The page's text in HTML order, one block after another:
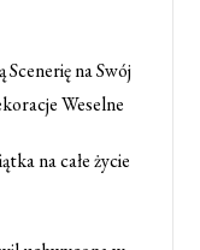
na Swój
Weselne
na całe życie